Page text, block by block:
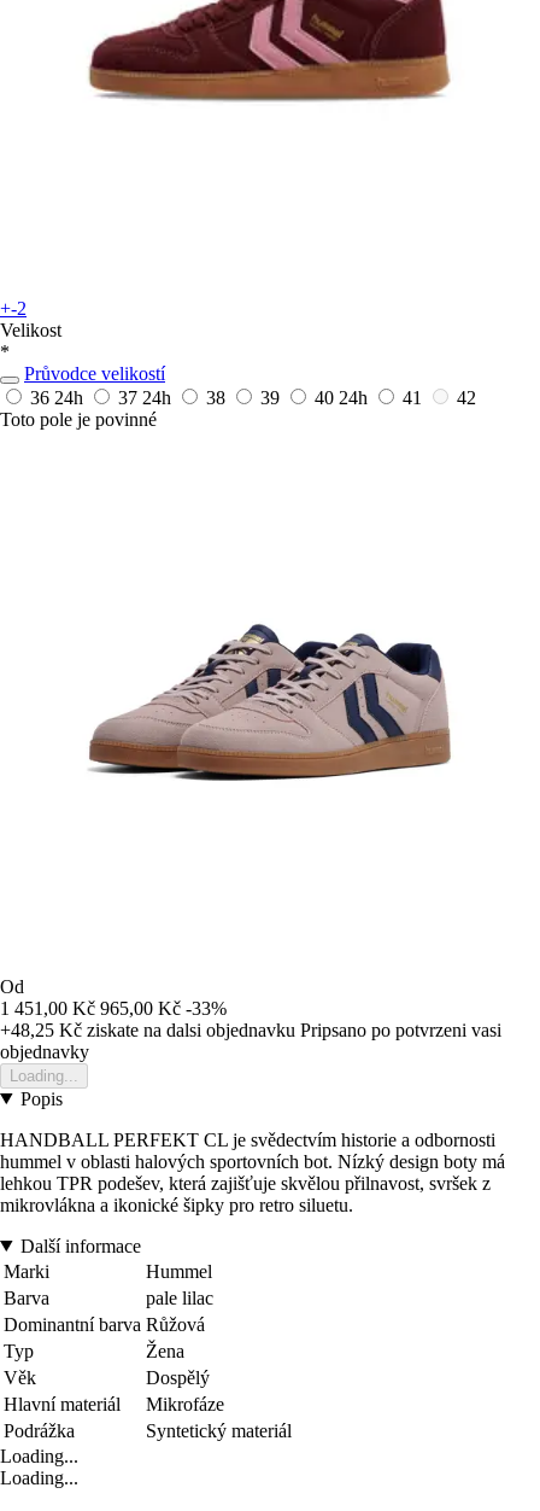
+-2
Velikost
*
Průvodce velikostí
36 24h 37 24h 38 39 40 24h 41
42
Toto pole je povinné
Od
1 451,00 Kč 965,00 Kč -33%
+48,25 Kč ziskate na dalsi objednavku Pripsano po potvrzeni vasi
objednavky
Loading...
Popis
HANDBALL PERFEKT CL je svědectvím historie a odbornosti
hummel v oblasti halových sportovních bot. Nízký design boty má
lehkou TPR podešev, která zajišťuje skvělou přilnavost, svršek z
mikrovlákna a ikonické šipky pro retro siluetu.
Další informace
Marki
Hummel
Barva
pale lilac
Dominantní barva Růžová
Typ
Žena
Věk
Dospělý
Hlavní materiál
Mikrofáze
Podrážka
Syntetický materiál
Loading...
Loading...